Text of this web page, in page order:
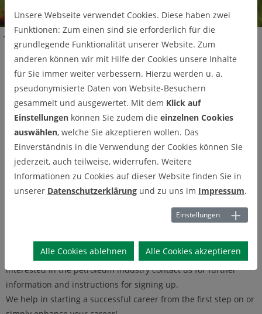
Our Chapter
Welcome to our SPE student chapter, if you are new here let me
quickly introduce you to what we do and who we are. We are
part of the Society of Petroleum Engineers, an international
organization with the goal to disseminate information and
provide a networking platform. Our chapter’s goal is to
introduce students to the industry through different activities
as well as providing networking, social events and much more.
We provide plenty opportunities every year to meet
professionals, go to the field and learn about the industry first
hand. Alternatively, the chapter puts on several social events
on campus where you can meet your fellow students outside
the classroom and connect with your chapter officers. If you are
interested in the petroleum industry contact us for further
information and instructions for signing up.
We help in starting a successful career from the first step on or
Unsere Webseite verwendet Cookies. Diese haben zwei
Funktionen: Zum einen sind sie erforderlich für die
grundlegende Funktionalität unserer Website. Zum
anderen können wir mit Hilfe der Cookies unsere Inhalte
für Sie immer weiter verbessern. Hierzu werden u. a.
pseudonymisierte Daten von Website-Besuchern
gesammelt und ausgewertet. Mit dem Klick auf
Einstellungen können Sie zudem die einzelnen Cookies
auswählen, welche Sie akzeptieren wollen. Das
Einverständnis in die Verwendung der Cookies können Sie
jederzeit, auch teilweise, widerrufen. Weitere
Informationen zu Cookies auf dieser Website finden Sie in
unserer Datenschutzerklärung und zu uns im Impressum.
Einstellungen
Alle Cookies ablehnen Alle Cookies akzeptieren